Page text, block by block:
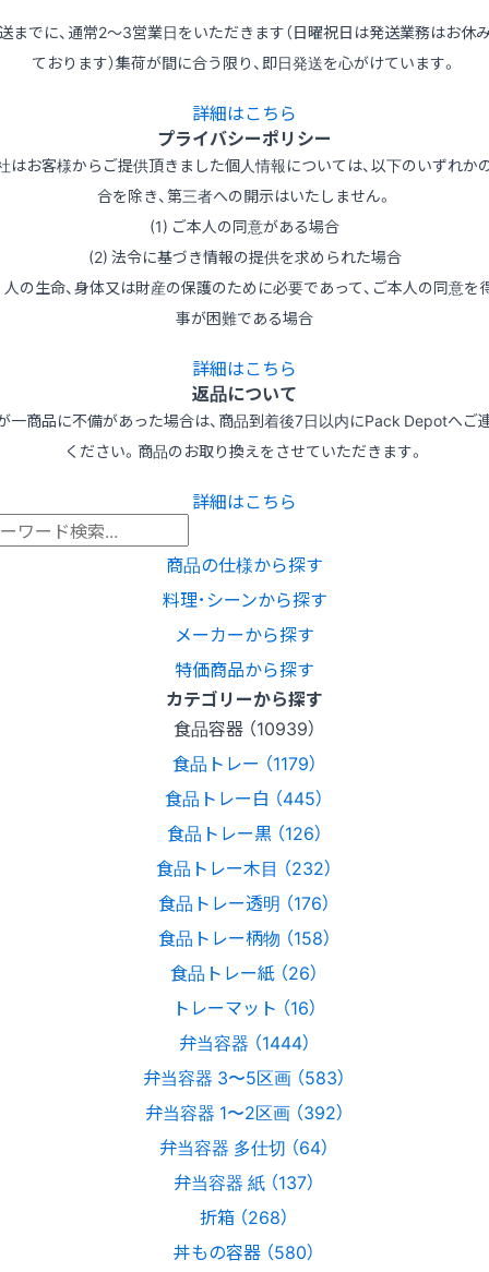
までに、通常2～3営業日をいただきます（日曜祝日は発送業務はお休
ております）集荷が間に合う限り、即日発送を心がけています。
詳細はこちら
プライバシーポリシー
はお客様からご提供頂きました個人情報については、以下のいずれか
合を除き、第三者への開示はいたしません。
(1) ご本人の同意がある場合
(2) 法令に基づき情報の提供を求められた場合
の生命、身体又は財産の保護のために必要であって、ご本人の同意を
事が困難である場合
詳細はこちら
返品について
一商品に不備があった場合は、商品到着後7日以内にPack Depotへご
ください。商品のお取り換えをさせていただきます。
詳細はこちら
商品の仕様から探す
料理･シーンから探す
メーカーから探す
特価商品から探す
カテゴリーから探す
食品容器 （10939）
食品トレー （1179）
食品トレー白 （445）
食品トレー黒 （126）
食品トレー木目 （232）
食品トレー透明 （176）
食品トレー柄物 （158）
食品トレー紙 （26）
トレーマット （16）
弁当容器 （1444）
弁当容器 3〜5区画 （583）
弁当容器 1〜2区画 （392）
弁当容器 多仕切 （64）
弁当容器 紙 （137）
折箱 （268）
丼もの容器 （580）